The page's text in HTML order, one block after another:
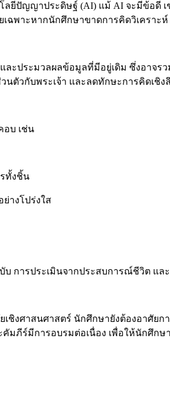
ปัญญาประดิษฐ์ (AI) แม้ AI จะมีข้อดี เ
พาะหากนักศึกษาขาดการคิดวิเคราะ
มและประมวลผลข้อมูลที่มีอยู่เดิม ซึ่งอา
วกับพระเจ้า และลดทักษะการคิดเชิง
อบ เช่น
ทั้งชิ้น
ย่างโปร่งใส
การประเมินจากประสบการณ์ชีวิต และ
งศาสนศาสตร์ นักศึกษายังต้องอาศัย
ภีร์มีการอบรมต่อเนื่อง เพื่อให้นักศึก